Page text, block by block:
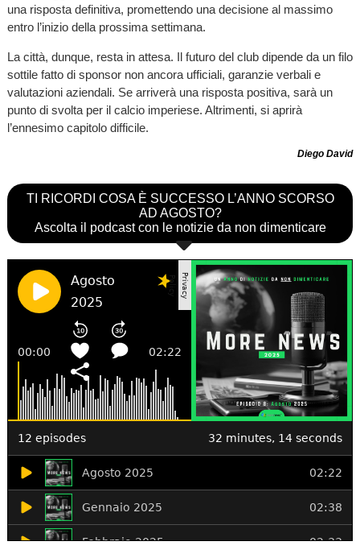
una risposta definitiva, promettendo una decisione al massimo
entro l’inizio della prossima settimana.
La città, dunque, resta in attesa. Il futuro del club dipende da un filo
sottile fatto di sponsor non ancora ufficiali, garanzie verbali e
valutazioni aziendali. Se arriverà una risposta positiva, sarà un
punto di svolta per il calcio imperiese. Altrimenti, si aprirà
l’ennesimo capitolo difficile.
Diego David
TI RICORDI COSA È SUCCESSO L’ANNO SCORSO
AD AGOSTO?
Ascolta il podcast con le notizie da non dimenticare